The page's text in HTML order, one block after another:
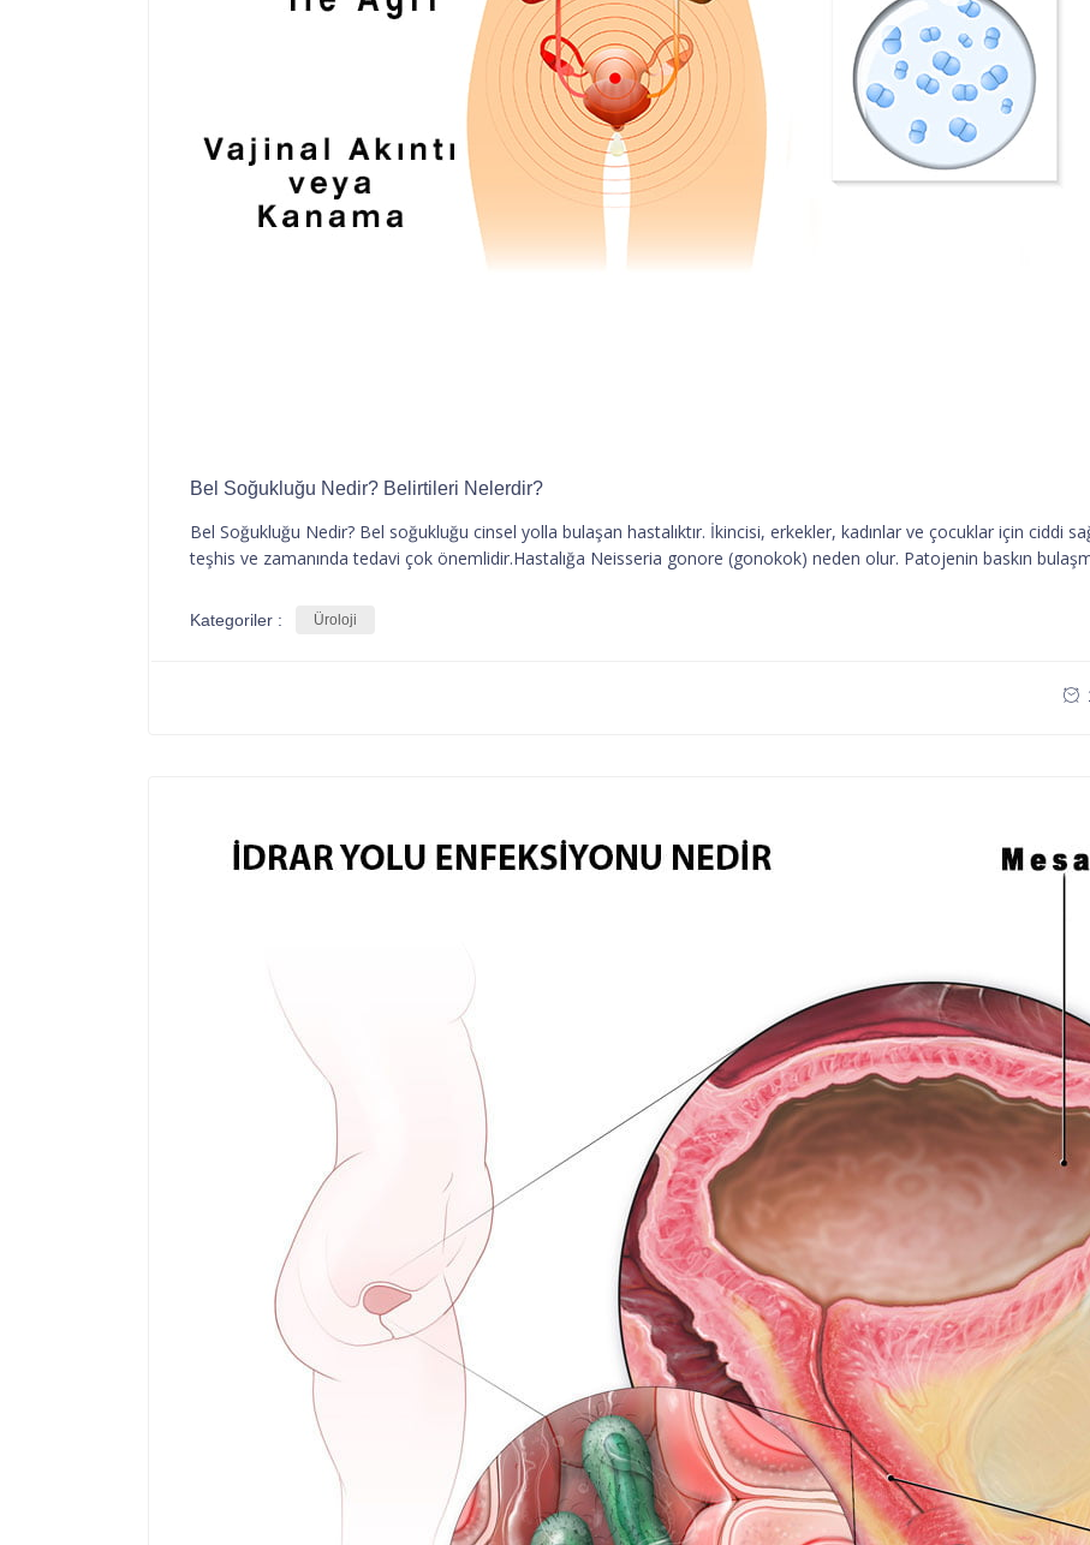
Bel Soğukluğu Nedir? Belirtileri Nelerdir?
Bel Soğukluğu Nedir? Bel soğukluğu cinsel yolla bulaşan hastalıktır. İkincisi, erkekler, kadınlar ve çocuklar için ciddi
teşhis ve zamanında tedavi çok önemlidir.Hastalığa Neisseria gonore (gonokok) neden olur. Patojenin baskın
Kategoriler : Üroloji